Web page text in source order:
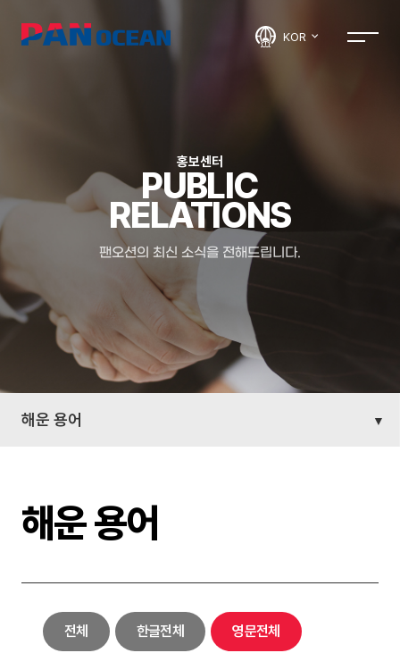
KOR
홍보센터
PUBLIC
RELATIONS
팬오션의 최신 소식을 전해드립니다.
해운 용어
해운 용어
전체 한글전체 영문전체